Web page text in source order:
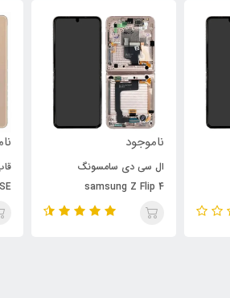
ناموجود
ال سی دی سامسونگ
samsung Z Flip 4